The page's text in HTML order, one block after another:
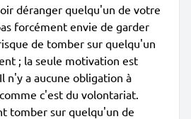
déranger quelqu'un de votre
forcément envie de garder
de tomber sur quelqu'un
; la seule motivation est
n'y a aucune obligation à
c'est du volontariat.
tomber sur quelqu'un de